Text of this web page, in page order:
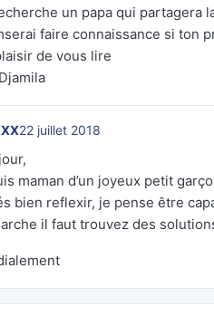
un papa qui partagera
faire connaissance si ton
de vous lire
22 juillet 2018
maman d’un joyeux petit
bien reflexir, je pense être
il faut trouvez des